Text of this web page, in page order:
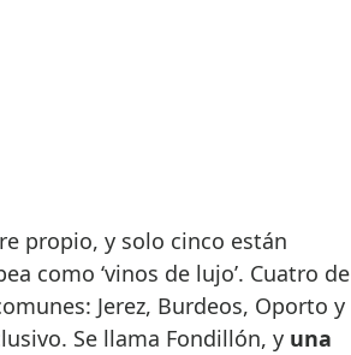
como ‘vinos de lujo’. Cuatro de
Jerez, Burdeos, Oporto y
Se llama Fondillón, y una